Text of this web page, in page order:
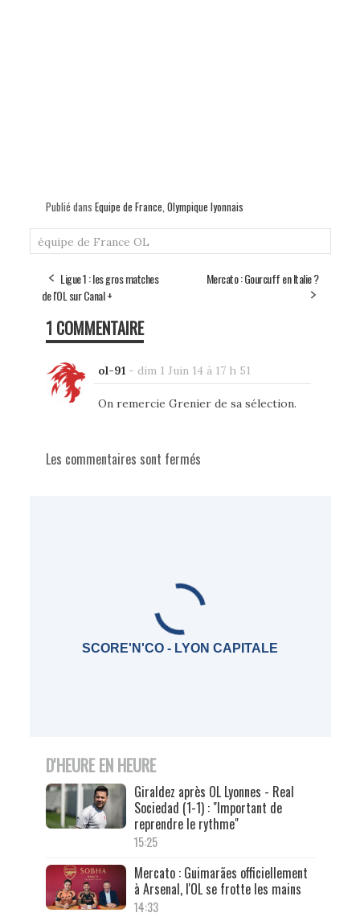
Publié dans Equipe de France Olympique lyonnais
équipe de France OL
Ligue 1 : les gros matches
de l'OL sur Canal +
Mercato : Gourcuff en Italie ?
1 COMMENTAIRE
ol-91 - dim 1 Juin 14 à 17 h 51
On remercie Grenier de sa sélection.
Les commentaires sont fermés
SCORE'N'CO - LYON CAPITALE
D'HEURE EN HEURE
Giraldez après OL Lyonnes - Real
Sociedad (1-1) : "Important de
reprendre le rythme"
15:25
Mercato : Guimarães officiellement
à Arsenal, l'OL se frotte les mains
14:33